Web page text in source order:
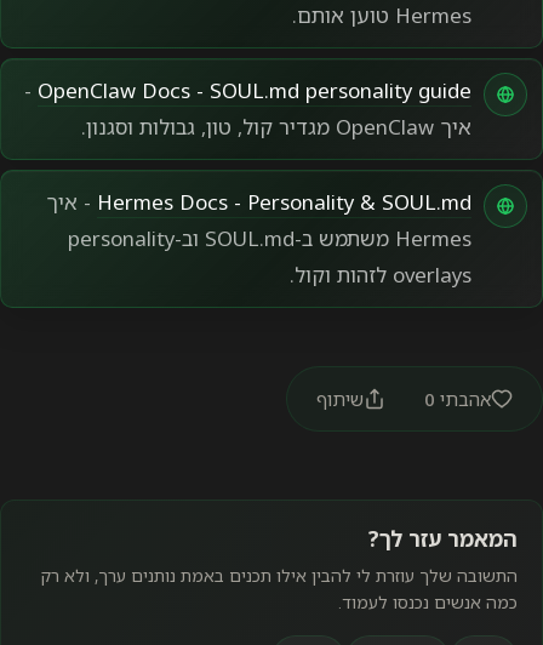
Hermes טוען אותם.
מקור web
OpenClaw Docs - SOUL.md personality guide
-
איך OpenClaw מגדיר קול, טון, גבולות וסגנון.
מקור web
Hermes Docs - Personality & SOUL.md - איך
Hermes משתמש ב-SOUL.md וב-personality
overlays לזהות וקול.
אהבתי 0 שיתוף
המאמר עזר לך?
התשובה שלך עוזרת לי להבין אילו תכנים באמת נותנים ערך, ולא רק
כמה אנשים נכנסו לעמוד.